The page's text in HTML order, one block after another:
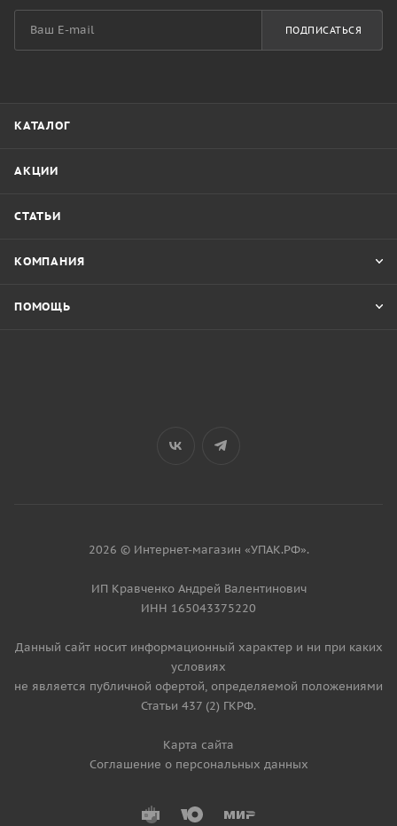
ПОДПИСАТЬСЯ
КАТАЛОГ
АКЦИИ
СТАТЬИ
КОМПАНИЯ
ПОМОЩЬ
2026 © Интернет-магазин «УПАК.РФ».
ИП Кравченко Андрей Валентинович
ИНН 165043375220
Данный сайт носит информационный характер и ни при каких
условиях
не является публичной офертой, определяемой положениями
Статьи 437 (2) ГКРФ.
Карта сайта
Соглашение о персональных данных